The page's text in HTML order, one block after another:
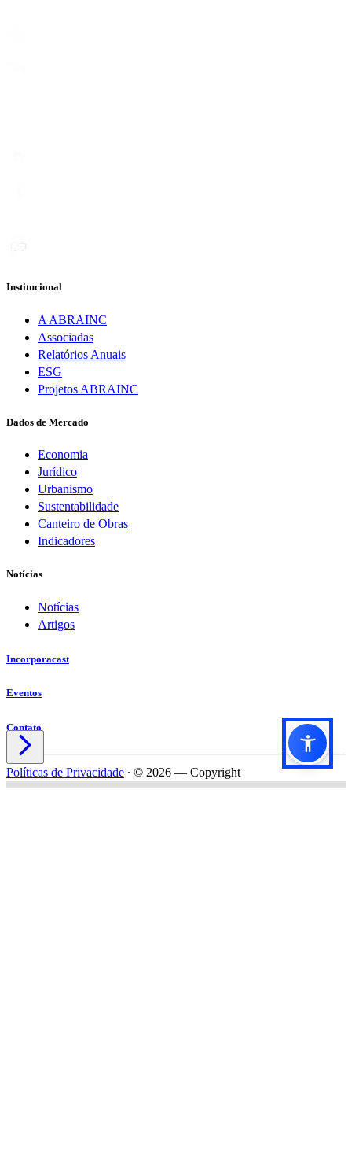
Institucional
A ABRAINC
Associadas
Relatórios Anuais
ESG
Projetos ABRAINC
Dados de Mercado
Economia
Jurídico
Urbanismo
Sustentabilidade
Canteiro de Obras
Indicadores
Notícias
Notícias
Artigos
Incorporacast
Eventos
Contato

Políticas de Privacidade ∙ © 2026 — Copyright